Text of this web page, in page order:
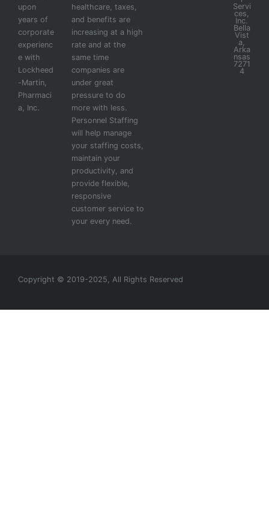
upon
years of
corporate
experienc
e with
Lockheed
-Martin,
Pharmaci
a, Inc.
healthcare, taxes,
and benefits are
increasing at a high
rate and at the
same time
companies are
under great
pressure to do
more with less.
Personnel Staffing
will help manage
your staffing costs,
maintain your
productivity, and
provide flexible,
responsive
customer service to
your every need.
Servi
ces,
Inc.
Bella
Vist
a,
Arka
nsas
7271
4
Copyright © 2019-2025, All Rights Reserved